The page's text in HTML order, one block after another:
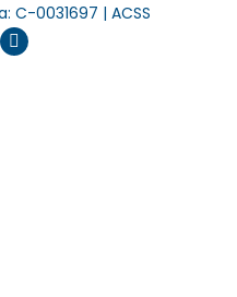
0031697 | ACSS
Osteopata